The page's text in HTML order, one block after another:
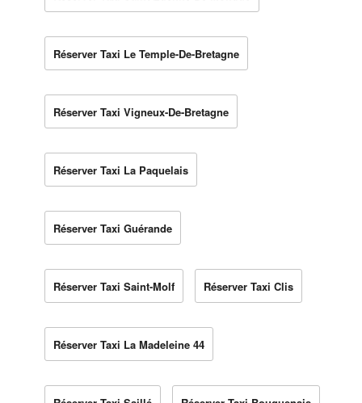
Réserver Taxi Le Temple-De-Bretagne
Réserver Taxi Vigneux-De-Bretagne
Réserver Taxi La Paquelais
Réserver Taxi Guérande
Réserver Taxi Saint-Molf Réserver Taxi Clis
Réserver Taxi La Madeleine 44